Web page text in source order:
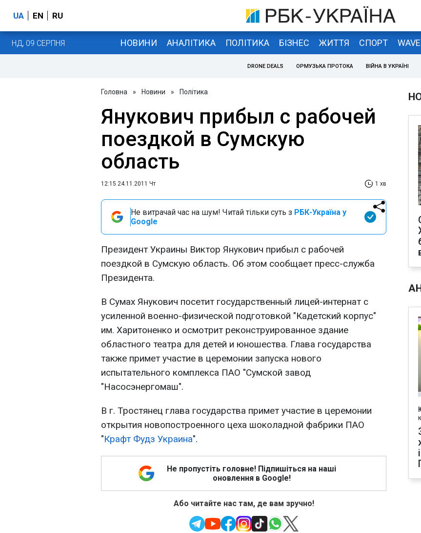
UA EN RU
НД, 09 СЕРПНЯ НОВИНИ АНАЛІТИКА ПОЛІТИКА БІЗНЕС ЖИТТЯ СПОРТ WAVE
DRONE DEALS ОРМУЗЬКА ПРОТОКА ВІЙНА В УКРАЇНІ
Головна » Новини » Політика
Янукович прибыл с рабочей
поездкой в Сумскую
область
12:15 24.11.2011 Чт 1 хв
Не витрачай час на шум! Читай тільки суть з РБК-Україна у
Google
Президент Украины Виктор Янукович прибыл с рабочей
поездкой в Сумскую область. Об этом сообщает пресс-служба
Президента.
В Сумах Янукович посетит государственный лицей-интернат с
усиленной военно-физической подготовкой "Кадетский корпус"
им. Харитоненко и осмотрит реконструированное здание
областного театра для детей и юношества. Глава государства
также примет участие в церемонии запуска нового
испытательного комплекса ПАО "Сумской завод
"Насосэнергомаш".
В г. Тростянец глава государства примет участие в церемонии
открытия новопостроенного цеха шоколадной фабрики ПАО
"Крафт Фудз Украина".
Не пропустіть головне! Підпишіться на наші
оновлення в Google!
Або читайте нас там, де вам зручно!